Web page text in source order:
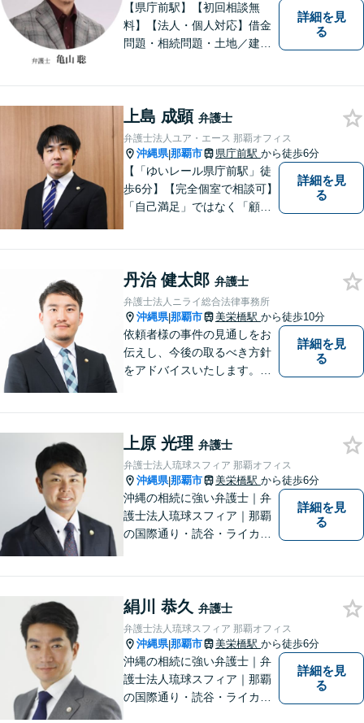
【県庁前駅】【初回相談無
料】【法人・個人対応】借金
問題・相続問題・土地／建物
詳細を見
る
上島 成顕 弁護士
弁護士法人ユア・エース 那覇オフィス
沖縄県|那覇市 県庁前駅 から徒歩6分
【「ゆいレール県庁前駅」徒
歩6分】【完全個室で相談可】
「自己満足」ではなく「顧客
が本当に求める最高の結果に
こだわり続けたいと考えてお
ります。 お気軽にご相談くだ
さい。
詳細を見
る
丹治 健太郎 弁護士
弁護士法人ニライ総合法律事務所
沖縄県|那覇市 美栄橋駅 から徒歩10分
依頼者様の事件の見通しをお
伝えし、今後の取るべき方針
をアドバイスいたします。徹
詳細を見
る
上原 光理 弁護士
弁護士法人琉球スフィア 那覇オフィス
沖縄県|那覇市 美栄橋駅 から徒歩6分
沖縄の相続に強い弁護士｜弁
護士法人琉球スフィア｜那覇
の国際通り・読谷・ライカム
す。お気軽にご連絡くださ
い！
詳細を見
る
絹川 恭久 弁護士
弁護士法人琉球スフィア 那覇オフィス
沖縄県|那覇市 美栄橋駅 から徒歩6分
沖縄の相続に強い弁護士｜弁
護士法人琉球スフィア｜那覇
の国際通り・読谷・ライカム
詳細を見
る